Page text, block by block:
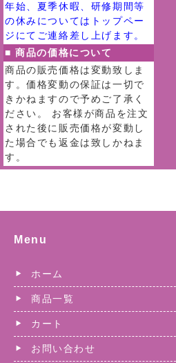
年始、夏季休暇、研修期間等
の休みについてはトップペー
ジにてご連絡差し上げます。
■ 商品の価格について
商品の販売価格は変動致しま
す。価格変動の保証は一切で
きかねますので予めご了承く
ださい。 お客様が商品を注文
された後に販売価格が変動し
た場合でも返金は致しかねま
す。
Menu
ホーム
商品一覧
カート
お問い合わせ